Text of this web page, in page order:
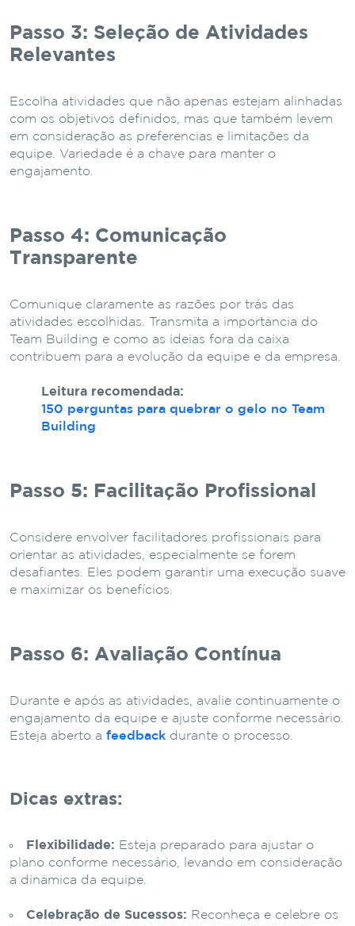
Passo 3: Seleção de Atividades
Relevantes
Escolha atividades que não apenas estejam alinhadas
com os objetivos definidos, mas que também levem
em consideração as preferências e limitações da
equipe. Variedade é a chave para manter o
engajamento.
Passo 4: Comunicação
Transparente
Comunique claramente as razões por trás das
atividades escolhidas. Transmita a importância do
Team Building e como as ideias fora da caixa
contribuem para a evolução da equipe e da empresa.
Leitura recomendada:
150 perguntas para quebrar o gelo no Team
Building
Passo 5: Facilitação Profissional
Considere envolver facilitadores profissionais para
orientar as atividades, especialmente se forem
desafiantes. Eles podem garantir uma execução suave
e maximizar os benefícios.
Passo 6: Avaliação Contínua
Durante e após as atividades, avalie continuamente o
engajamento da equipe e ajuste conforme necessário.
Esteja aberto a feedback durante o processo.
Dicas extras:
Flexibilidade: Esteja preparado para ajustar o
plano conforme necessário, levando em consideração
a dinâmica da equipe.
Celebração de Sucessos: Reconheça e celebre os